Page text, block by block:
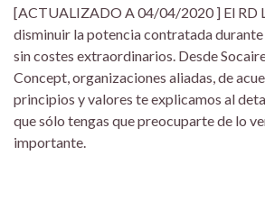
[ACTUALIZADO A 04/04/2020 ] El RD
disminuir la potencia contratada
sin costes extraordinarios. Desde
Concept, organizaciones aliadas, de
principios y valores te explicamos al
que sólo tengas que preocuparte de lo
importante.